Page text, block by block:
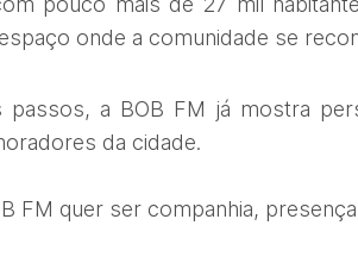
onde a comunidade se
a BOB FM já mostra
da cidade.
FM quer ser companhia,